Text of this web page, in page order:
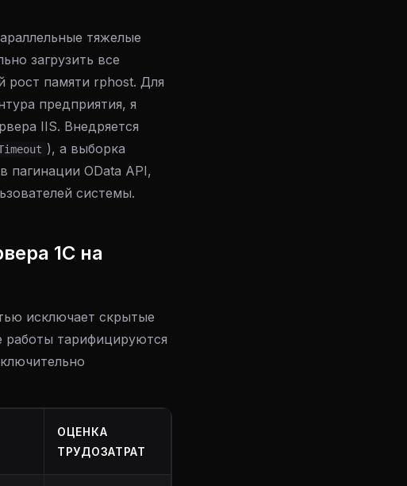
тяжелые
загрузить все
рост памяти rphost. Для
предприятия, я
IIS. Внедряется
), а выборка
пагинации OData API,
системы.
1С на
исключает скрытые
работы тарифицируются
ОЦЕНКА
ТРУДОЗАТРАТ